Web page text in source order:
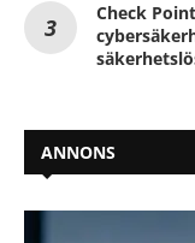
Check
ANNONS